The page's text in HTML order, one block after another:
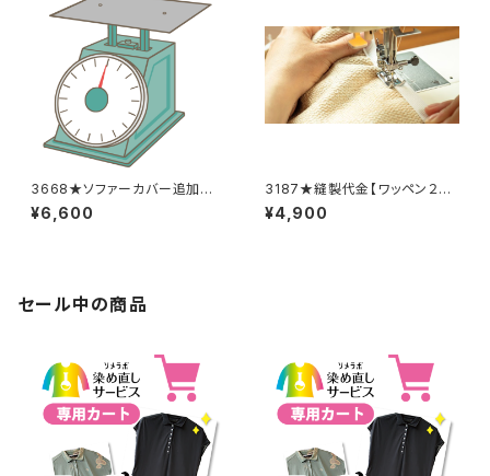
3668★ソファーカバー追加料
金
¥6,600
3187★縫製代金【ワッペン２
枚】
¥4,900
セール中の商品